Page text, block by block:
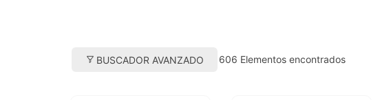
BUSCADOR AVANZADO 606 Elementos encontrados